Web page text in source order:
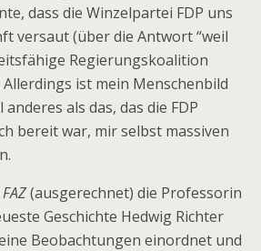
dass die Winzelpartei FDP uns
versaut (über die Antwort “weil
Regierungskoalition
ist mein Menschenbild
als das, das die FDP
bereit war, mir selbst massiven
FAZ(ausgerechnet) die Professorin
Geschichte Hedwig Richter
Beobachtungen einordnet und